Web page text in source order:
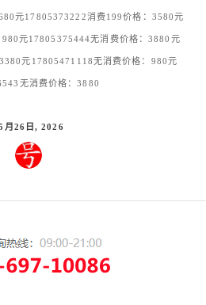
元17805373222消费199价格：3580元
元17805375444无消费价格：3880元
元17805471118无消费价格：980元
无消费价格：3880
月26日, 2026